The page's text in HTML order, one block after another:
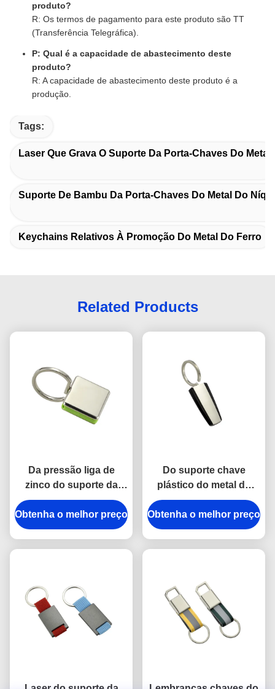
produto?
R: Os termos de pagamento para este produto são TT
(Transferência Telegráfica).
P: Qual é a capacidade de abastecimento deste
produto?
R: A capacidade de abastecimento deste produto é a
produção.
Tags:
Laser Que Grava O Suporte Da Porta-Chaves Do Metal
Suporte De Bambu Da Porta-Chaves Do Metal Do
Keychains Relativos À Promoção Do Metal Do Ferro
Related Products
Da pressão liga de
zinco do suporte da
corrente chave do metal
do gancho a anti
oxidação gravou
Obtenha o melhor preço
Do suporte chave
plástico do metal do
ABS do trapézio
galvanização de prata
de Keychains
Obtenha o melhor preço